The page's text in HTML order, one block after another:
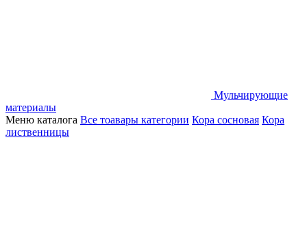
Мульчирующие
материалы
Меню каталога Все тоавары категории Кора сосновая Кора
лиственницы